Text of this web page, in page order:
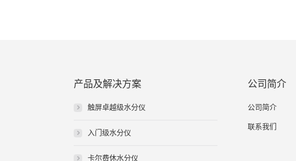
产品及解决方案
触屏卓越级水分仪
入门级水分仪
卡尔费休水分仪
公司简介
公司简介
联系我们